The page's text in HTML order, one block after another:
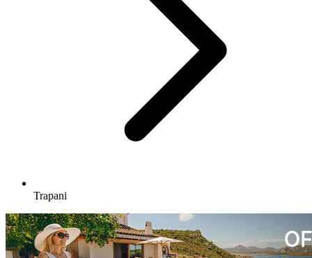
Trapani